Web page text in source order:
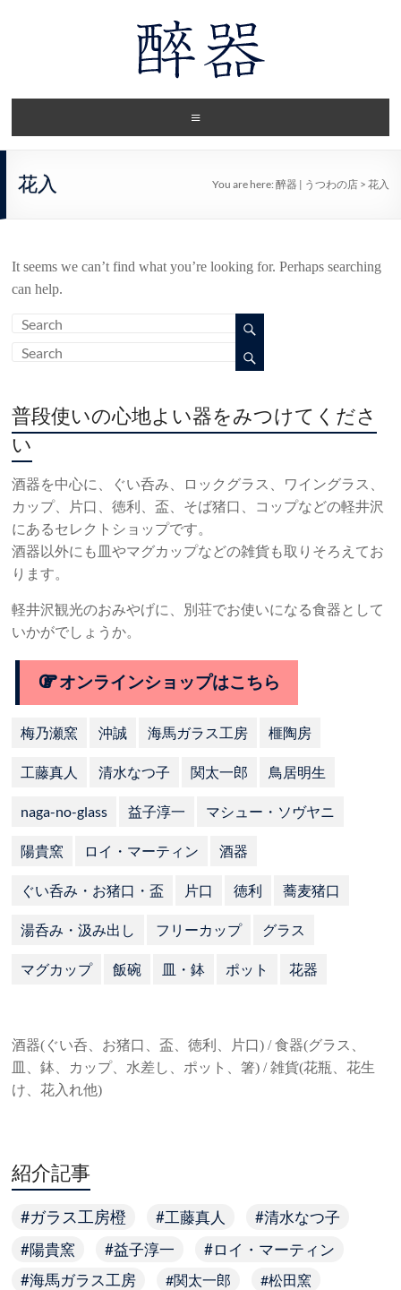
花入 You are here: 醉器 | うつわの店> 花入
It seems we can’t find what you’re looking for. Perhaps searching
can help.
普段使いの心地よい器をみつけてくださ
い
酒器を中心に、ぐい呑み、ロックグラス、ワイングラス、
カップ、片口、徳利、盃、そば猪口、コップなどの軽井沢
にあるセレクトショップです。
酒器以外にも皿やマグカップなどの雑貨も取りそろえてお
ります。
軽井沢観光のおみやげに、別荘でお使いになる食器として
いかがでしょうか。
オンラインショップはこちら
梅乃瀬窯 沖誠 海馬ガラス工房 榧陶房
工藤真人 清水なつ子 関太一郎 鳥居明生
naga-no-glass 益子淳一 マシュー・ソヴヤニ
陽貴窯 ロイ・マーティン 酒器
ぐい呑み・お猪口・盃 片口 徳利 蕎麦猪口
湯呑み・汲み出し フリーカップ グラス
マグカップ 飯碗 皿・鉢 ポット 花器
酒器(ぐい呑、お猪口、盃、徳利、片口) / 食器(グラス、
皿、鉢、カップ、水差し、ポット、箸) / 雑貨(花瓶、花生
け、花入れ他)
紹介記事
ガラス工房橙 工藤真人
清水なつ子
陽貴窯
益子淳一 ロイ・マーティン
海馬ガラス工房 関太一郎
松田窯